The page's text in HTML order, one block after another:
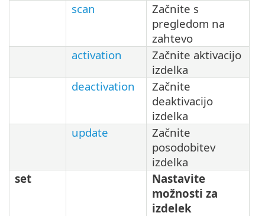
scan
Začnite s
pregledom na
zahtevo
activation
Začnite aktivacijo
izdelka
deactivation
Začnite
deaktivacijo
izdelka
update
Začnite
posodobitev
izdelka
set
Nastavite
možnosti za
izdelek